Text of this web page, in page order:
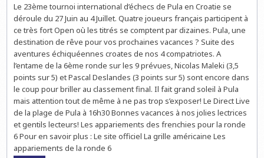
23ÈME
TOURNOI
D’ÉCHECS
PULA:
LA
RONDE
6
EN
LIVE
À
16H30
Le 23ème tournoi international d’échecs de Pula en Croatie se
déroule du 27 Juin au 4 Juillet. Quatre joueurs français participent à
ce très fort Open où les titrés se comptent par dizaines. Pula, une
destination de rêve pour vos prochaines vacances ? Suite des
aventures échiquéennes croates de nos 4 compatriotes. A
l’entame de la 6ème ronde sur les 9 prévues, Nicolas Maleki (3,5
points sur 5) et Pascal Deslandes (3 points sur 5) sont encore dans
le coup pour briller au classement final. Il fait grand soleil à Pula
mais attention tout de même à ne pas trop s’exposer! Le Direct Live
de la plage de Pula à 16h30 Bonnes vacances à nos jolies lectrices
et gentils lecteurs! Les appariements des frenchies pour la ronde
6 Pour en savoir plus : Le site officiel La grille américaine Les
appariements de la ronde 6